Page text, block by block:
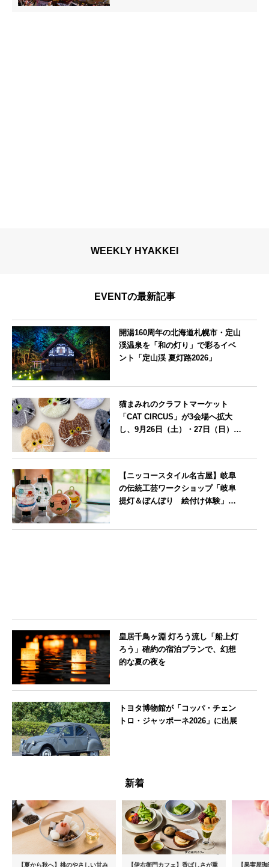
WEEKLY HYAKKEI
EVENTの最新記事
開湯160周年の北海道札幌市・定山
渓温泉を「和の灯り」で彩るイベ
ント「定山渓 夏灯路2026」
猫まみれのクラフトマーケット
「CAT CIRCUS」が3会場へ拡大
し、9月26日（土）・27日（日）に
【ニッコースタイル名古屋】岐阜
の伝統工芸ワークショップ「岐阜
提灯＆ぼんぼり 絵付け体験」を7
皇居千鳥ヶ淵 灯ろう流し「船上灯
ろう」確約の宿泊プランで、幻想
的な夏の夜を
トヨタ博物館が「コッパ・チェン
トロ・ジャッポーネ2026」に出展
新着
【夏から秋へ】桃のやさしい甘み 【伊右衛門カフェ】香ばしさが重 【果実屋